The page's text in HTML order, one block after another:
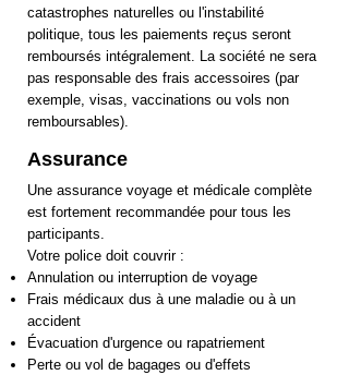
catastrophes naturelles ou l'instabilité
politique, tous les paiements reçus seront
remboursés intégralement. La société ne sera
pas responsable des frais accessoires (par
exemple, visas, vaccinations ou vols non
remboursables).
Assurance
Une assurance voyage et médicale complète
est fortement recommandée pour tous les
participants.
Votre police doit couvrir :
Annulation ou interruption de voyage
Frais médicaux dus à une maladie ou à un
accident
Évacuation d'urgence ou rapatriement
Perte ou vol de bagages ou d'effets